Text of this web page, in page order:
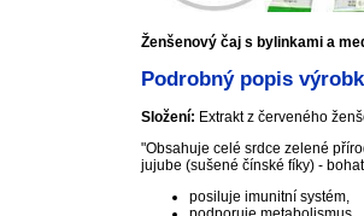
Ženšenový čaj s bylinkami a
Podrobný popis
Složení: Extrakt z červeného
"Obsahuje celé srdce zelené
jujube (sušené čínské fíky) -
posiluje imunitní systém,